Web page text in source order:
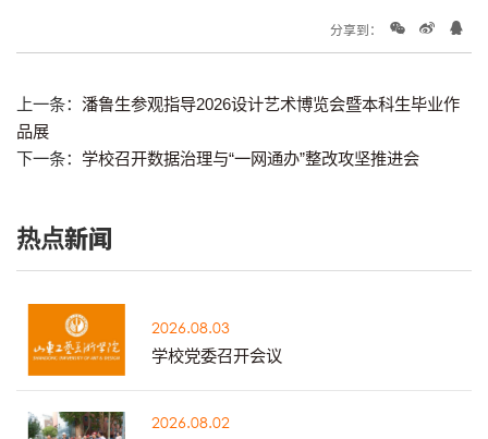
分享到：
上一条： 潘鲁生参观指导2026设计艺术博览会暨本科生毕业作
品展
下一条： 学校召开数据治理与“一网通办”整改攻坚推进会
热点新闻
2026.08.03
学校党委召开会议
2026.08.02